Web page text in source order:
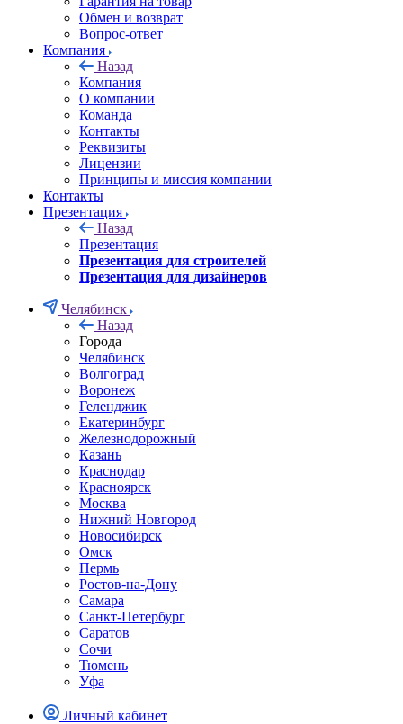
Обмен и возврат
Вопрос-ответ
Компания
Назад
Компания
О компании
Команда
Контакты
Реквизиты
Лицензии
Принципы и миссия компании
Контакты
Презентация
Назад
Презентация
Презентация для строителей
Презентация для дизайнеров
Челябинск
Назад
Города
Челябинск
Волгоград
Воронеж
Геленджик
Екатеринбург
Железнодорожный
Казань
Краснодар
Красноярск
Москва
Нижний Новгород
Новосибирск
Омск
Пермь
Ростов-на-Дону
Самара
Санкт-Петербург
Саратов
Сочи
Тюмень
Уфа
Личный кабинет